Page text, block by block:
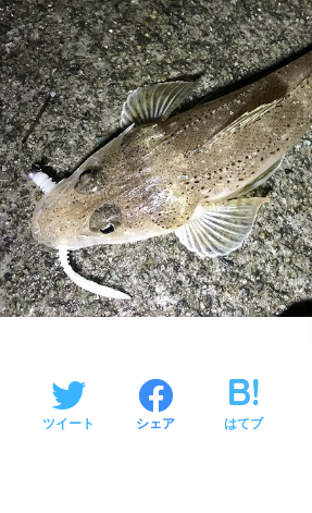
ツイート シェア はてブ